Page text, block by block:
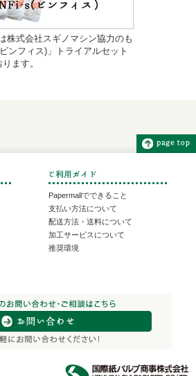
株式会社スギノマシン協力のも
ンフィス)」トライアルセット
ます。
Papermallでできること
支払い方法について
配送方法・送料について
加工サービスについて
推奨環境